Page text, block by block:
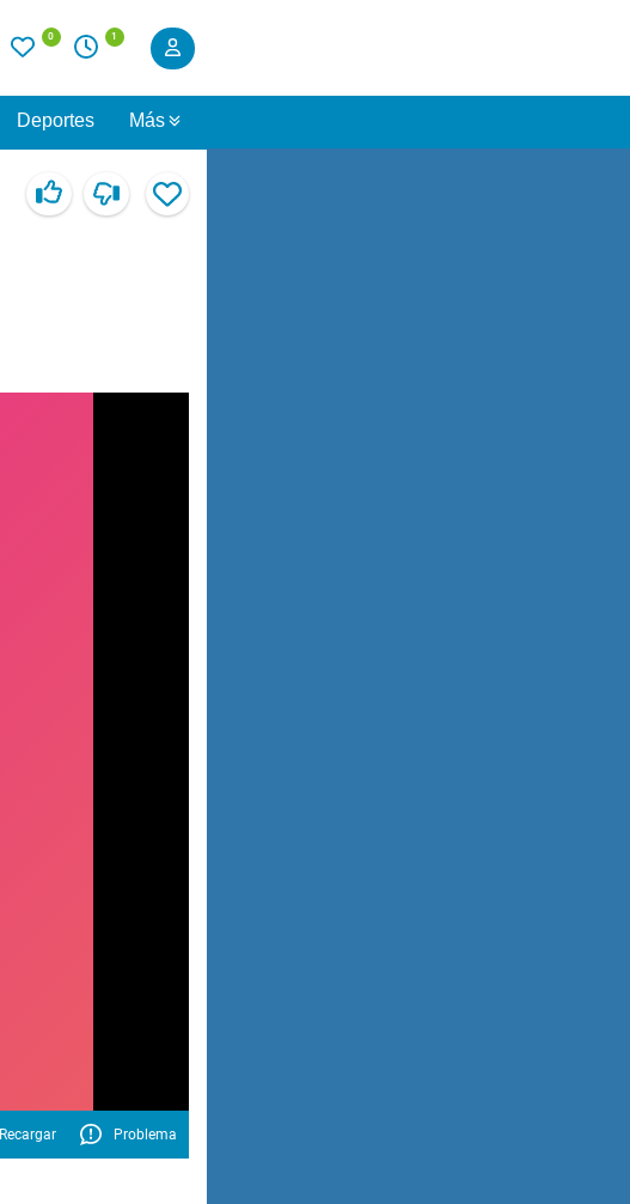
0 1
Deportes Más
Recargar Problema